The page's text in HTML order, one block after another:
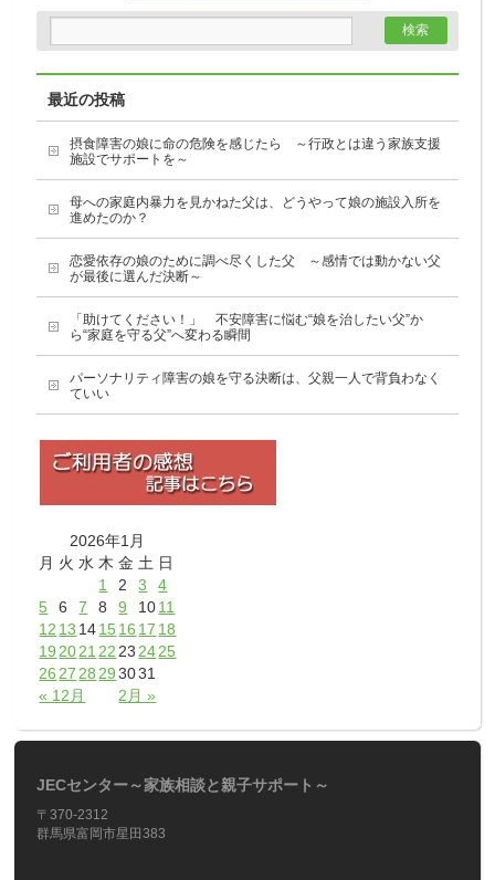
最近の投稿
摂食障害の娘に命の危険を感じたら ～行政とは違う家族支援
施設でサポートを～
母への家庭内暴力を見かねた父は、どうやって娘の施設入所を
進めたのか？
恋愛依存の娘のために調べ尽くした父 ～感情では動かない父
が最後に選んだ決断～
「助けてください！」 不安障害に悩む“娘を治したい父”か
ら“家庭を守る父”へ変わる瞬間
パーソナリティ障害の娘を守る決断は、父親一人で背負わなく
ていい
2026年1月
月 火 水 木 金 土 日
« 12月 2月 »
1 2 3
4
5
6 7 8 9 1011
12 13 141516 17 18
19 2021 22 23 2425
26 27 28 29 3031
JECセンター～家族相談と親子サポート～
〒370-2312
群馬県富岡市星田383